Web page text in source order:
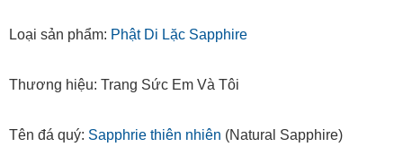
Loại sản phẩm: Phật Di Lặc Sapphire
Thương hiệu: Trang Sức Em Và Tôi
Tên đá quý: Sapphrie thiên nhiên (Natural Sapphire)